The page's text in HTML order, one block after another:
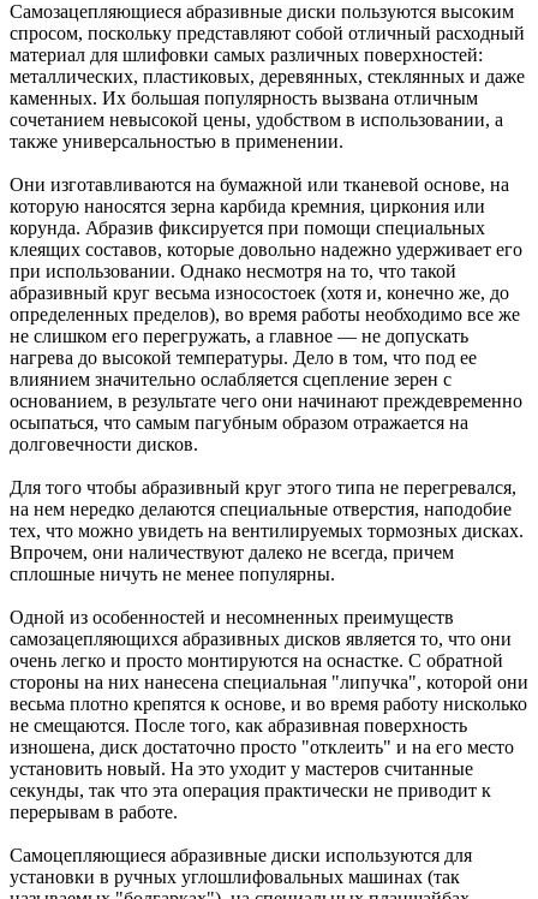
Самозацепляющиеся абразивные диски пользуются высоким
спросом, поскольку представляют собой отличный расходный
материал для шлифовки самых различных поверхностей:
металлических, пластиковых, деревянных, стеклянных и даже
каменных. Их большая популярность вызвана отличным
сочетанием невысокой цены, удобством в использовании, а
также универсальностью в применении.
Они изготавливаются на бумажной или тканевой основе, на
которую наносятся зерна карбида кремния, циркония или
корунда. Абразив фиксируется при помощи специальных
клеящих составов, которые довольно надежно удерживает его
при использовании. Однако несмотря на то, что такой
абразивный круг весьма износостоек (хотя и, конечно же, до
определенных пределов), во время работы необходимо все же
не слишком его перегружать, а главное — не допускать
нагрева до высокой температуры. Дело в том, что под ее
влиянием значительно ослабляется сцепление зерен с
основанием, в результате чего они начинают преждевременно
осыпаться, что самым пагубным образом отражается на
долговечности дисков.
Для того чтобы абразивный круг этого типа не перегревался,
на нем нередко делаются специальные отверстия, наподобие
тех, что можно увидеть на вентилируемых тормозных дисках.
Впрочем, они наличествуют далеко не всегда, причем
сплошные ничуть не менее популярны.
Одной из особенностей и несомненных преимуществ
самозацепляющихся абразивных дисков является то, что они
очень легко и просто монтируются на оснастке. С обратной
стороны на них нанесена специальная "липучка", которой они
весьма плотно крепятся к основе, и во время работу нисколько
не смещаются. После того, как абразивная поверхность
изношена, диск достаточно просто "отклеить" и на его место
установить новый. На это уходит у мастеров считанные
секунды, так что эта операция практически не приводит к
перерывам в работе.
Самоцепляющиеся абразивные диски используются для
установки в ручных углошлифовальных машинах (так